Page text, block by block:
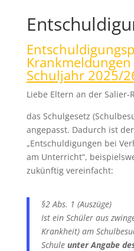
Krankmeldungen
Schuljahr 2025/
Liebe Eltern an der Salier-
das Schulgesetz
angepasst. Dadurch ist
„Entschuldigungen bei
am Unterricht“,
zukünftig vereinfacht:
§2 Abs. 1 (Auszüge)
Ist ein Schüler aus
Krankheit) am
Schule unter Angabe